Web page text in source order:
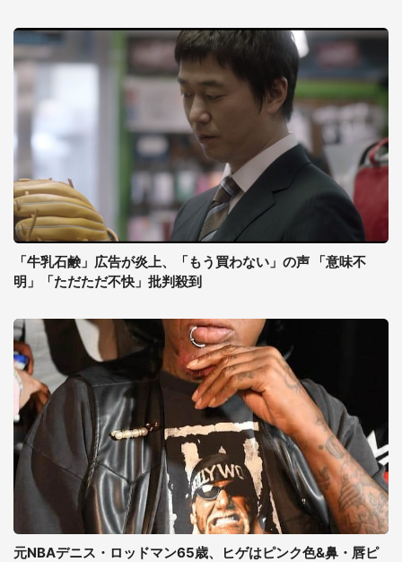
「牛乳石鹸」広告が炎上、「もう買わない」の声 「意味不
明」「ただただ不快」批判殺到
元NBAデニス・ロッドマン65歳、ヒゲはピンク色&鼻・唇ピ